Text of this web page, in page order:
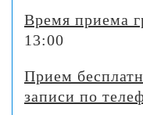
Время приема
13:00
Прием
записи по